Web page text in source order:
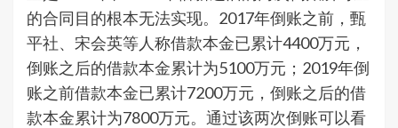
的合同目的根本无法实现。2017年倒账之前，甄
平社、宋会英等人称借款本金已累计4400万元，
倒账之后的借款本金累计为5100万元；2019年倒
账之前借款本金已累计7200万元，倒账之后的借
款本金累计为7800万元。通过该两次倒账可以看